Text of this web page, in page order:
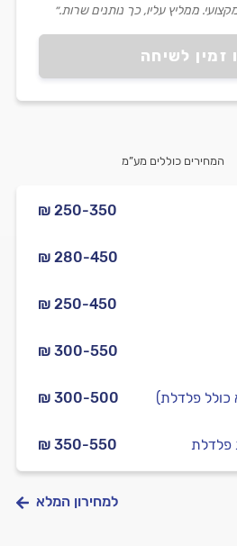
זמין לשיחה
ממליץ עליו, כך נותנים שרות.״
המחירים כוללים מע”מ
₪ 250-350
₪ 280-450
₪ 250-450
₪ 300-550
₪ 300-500 כולל פלדלת)
₪ 350-550 פלדלת
למחירון המלא